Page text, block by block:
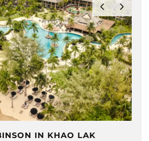
IN KHAO LAK